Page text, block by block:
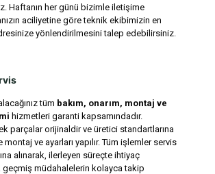
Haftanın her günü bizimle iletişime
aciliyetine göre teknik ekibimizin en
yönlendirilmesini talep edebilirsiniz.
tüm bakım, onarım, montaj ve
hizmetleri garanti kapsamındadır.
parçalar orijinaldir ve üretici standartlarına
ve ayarları yapılır. Tüm işlemler servis
alınarak, ilerleyen süreçte ihtiyaç
geçmiş müdahalelerin kolayca takip